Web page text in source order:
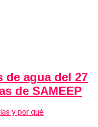
de agua del 27
de SAMEEP